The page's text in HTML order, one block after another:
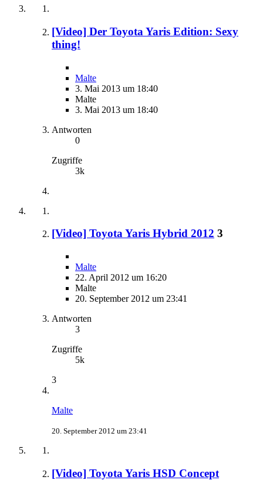
[Video] Der Toyota Yaris Edition: Sexy
thing!
Malte
3. Mai 2013 um 18:40
Malte
3. Mai 2013 um 18:40
Antworten
0
Zugriffe
3k
[Video] Toyota Yaris Hybrid 2012 3
Malte
22. April 2012 um 16:20
Malte
20. September 2012 um 23:41
Antworten
3
Zugriffe
5k
3
Malte
20. September 2012 um 23:41
[Video] Toyota Yaris HSD Concept